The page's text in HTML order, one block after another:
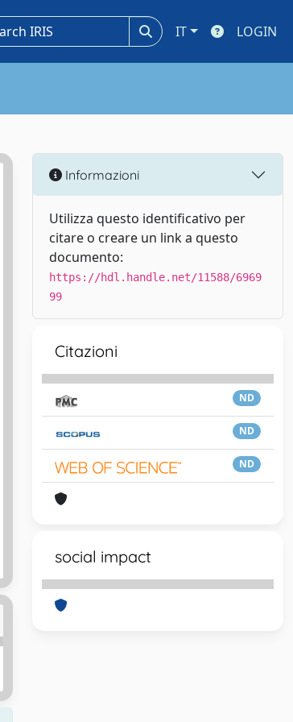
IT LOGIN
Informazioni
Utilizza questo identificativo per
citare o creare un link a questo
documento:
https://hdl.handle.net/11588/6969
99
Citazioni
ND
ND
ND
social impact